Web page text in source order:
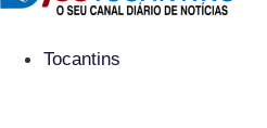
Tocantins